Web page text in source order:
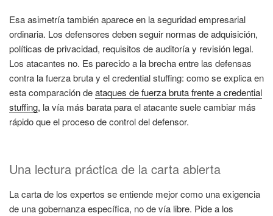
Esa asimetría también aparece en la seguridad empresarial
ordinaria. Los defensores deben seguir normas de adquisición,
políticas de privacidad, requisitos de auditoría y revisión legal.
Los atacantes no. Es parecido a la brecha entre las defensas
contra la fuerza bruta y el credential stuffing: como se explica en
esta comparación deataques de fuerza bruta frente a credential
stuffing, la vía más barata para el atacante suele cambiar más
rápido que el proceso de control del defensor.
Una lectura práctica de la carta abierta
La carta de los expertos se entiende mejor como una exigencia
de una gobernanza específica, no de vía libre. Pide a los